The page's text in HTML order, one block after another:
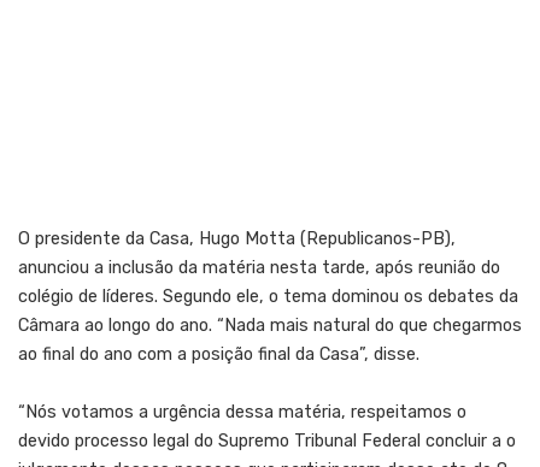
O presidente da Casa, Hugo Motta (Republicanos-PB),
anunciou a inclusão da matéria nesta tarde, após reunião do
colégio de líderes. Segundo ele, o tema dominou os debates da
Câmara ao longo do ano. “Nada mais natural do que chegarmos
ao final do ano com a posição final da Casa”, disse.
“Nós votamos a urgência dessa matéria, respeitamos o
devido processo legal do Supremo Tribunal Federal concluir a o